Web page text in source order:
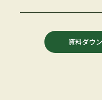
資料ダウ